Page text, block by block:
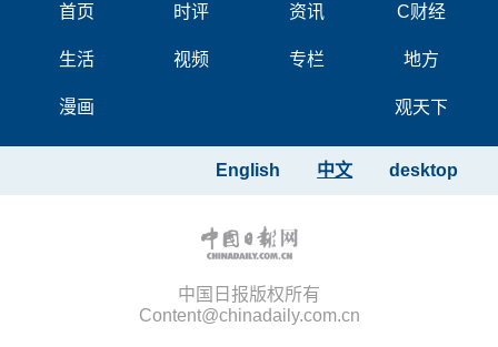
首页 时评 资讯 C财经
生活 视频 专栏 地方
漫画 观天下
desktop
中文
English
中国日报版权所有
Content@chinadaily.com.cn